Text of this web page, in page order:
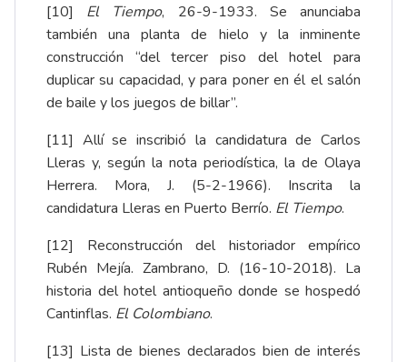
[10]
El Tiempo, 26-9-1933. Se anunciaba
también una planta de hielo y la inminente
construcción “del tercer piso del hotel para
duplicar su capacidad, y para poner en él el salón
de baile y los juegos de billar”.
[11] Allí se inscribió la candidatura de Carlos
Lleras y, según la nota periodística, la de Olaya
Herrera. Mora, J. (5-2-1966). Inscrita la
candidatura Lleras en Puerto Berrío. El Tiempo.
[12] Reconstrucción del historiador empírico
Rubén Mejía. Zambrano, D. (16-10-2018). La
historia del hotel antioqueño donde se hospedó
Cantinflas. El Colombiano.
[13] Lista de bienes declarados bien de interés